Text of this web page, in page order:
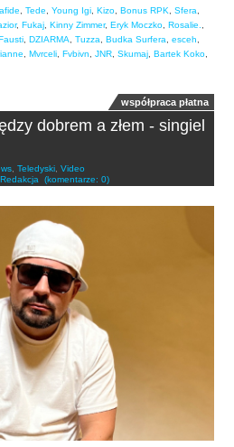
, Tede, Young Igi, Kizo, Bonus RPK, Sfera,
, Fukaj, Kinny Zimmer, Eryk Moczko, Rosalie.,
, DZIARMA, Tuzza, Budka Surfera, esceh,
, Mvrceli, Fvbivn, JNR, Skumaj, Bartek Koko,
współpraca płatna
dobrem a złem - singiel
, Teledyski, Video
Redakcja (komentarze: 0)